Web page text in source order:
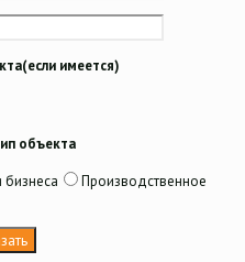
имеется)
объекта
бизнеса
Производственное